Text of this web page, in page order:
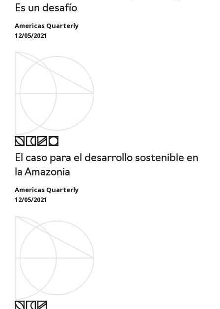
Es un desafío
Americas Quarterly
12/05/2021
El caso para el desarrollo sostenible en
la Amazonia
Americas Quarterly
12/05/2021